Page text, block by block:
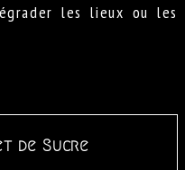
les lieux ou les
de Sucre